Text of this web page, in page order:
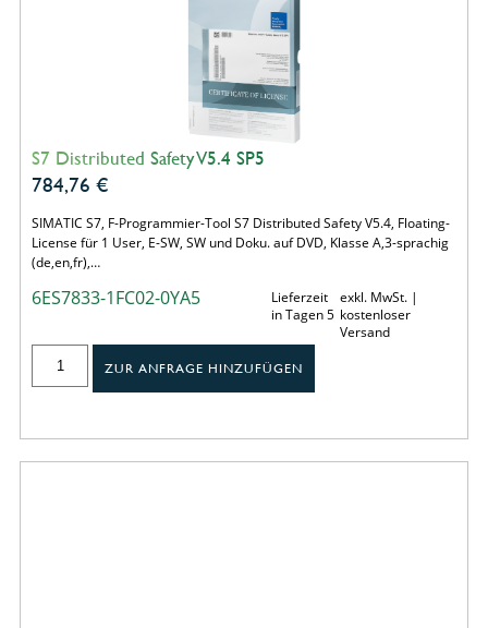
S7 Distributed Safety V5.4 SP5
784,76 €
SIMATIC S7, F-Programmier-Tool S7 Distributed Safety V5.4, Floating-
License für 1 User, E-SW, SW und Doku. auf DVD, Klasse A,3-sprachig
(de,en,fr),…
6ES7833-1FC02-0YA5
Lieferzeit
in Tagen 5
exkl. MwSt. |
kostenloser
Versand
ZUR ANFRAGE HINZUFÜGEN